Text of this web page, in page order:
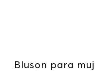
Bluson para